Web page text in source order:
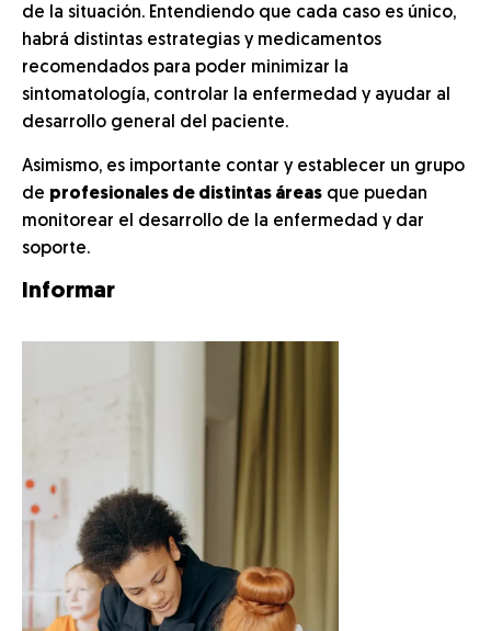
de la situación. Entendiendo que cada caso es único,
habrá distintas estrategias y medicamentos
recomendados para poder minimizar la
sintomatología, controlar la enfermedad y ayudar al
desarrollo general del paciente.
Asimismo, es importante contar y establecer un grupo
de profesionales de distintas áreas que puedan
monitorear el desarrollo de la enfermedad y dar
soporte.
Informar